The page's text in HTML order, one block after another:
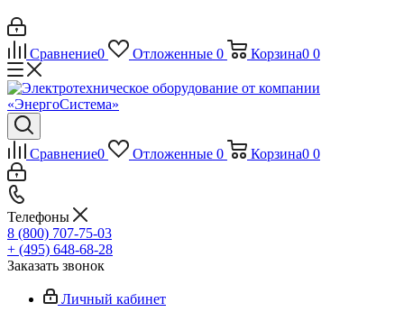
Сравнение0 Отложенные 0 Корзина0 0
Сравнение0 Отложенные 0 Корзина0 0
Телефоны
8 (800) 707-75-03
+ (495) 648-68-28
Заказать звонок
Личный кабинет